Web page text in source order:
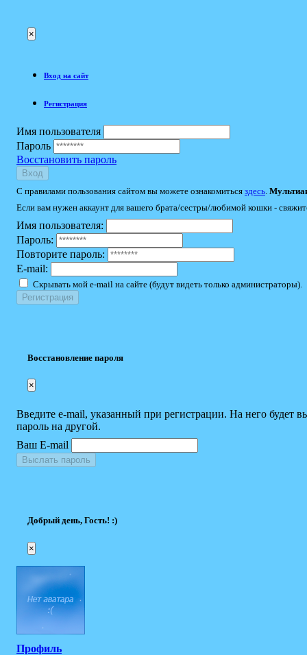
×
Вход на сайт
Регистрация
Имя пользователя
Пароль
Восстановить пароль
Вход
С правилами пользования сайтом вы можете ознакомиться здесь
Если вам нужен аккаунт для вашего брата/сестры/любимой кошки -
Имя пользователя:
Пароль:
Повторите пароль:
E-mail:
Скрывать мой e-mail на сайте (будут видеть только администраторы).
Восстановление пароля
×
Введите e-mail, указанный при регистрации. На него будет
пароль на другой.
Ваш E-mail
Выслать пароль
Добрый день, Гость! :)
×
Профиль